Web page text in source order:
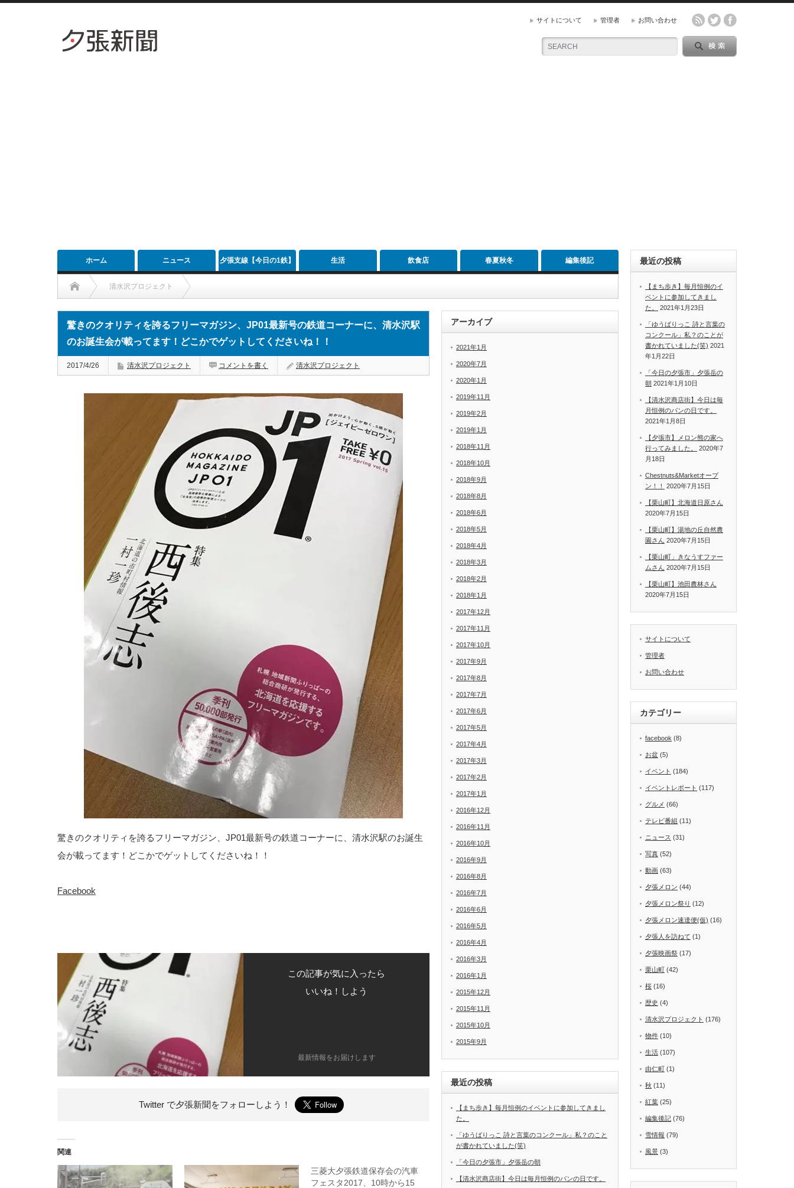
サイトについて 管理者 お問い合わせ
ホーム ニュース 夕張支線【今日の1鉄】 生活 飲食店 春夏秋冬 編集後記
清水沢プロジェクト
驚きのクオリティを誇るフリーマガジン、JP01最新号の鉄道コーナーに、清水沢駅のお誕生会が載ってます！どこかでゲットしてくださいね！！
驚きのクオリティを誇るフリーマガジン、JP01最新号の鉄道コーナーに、清水沢駅
のお誕生会が載ってます！どこかでゲットしてくださいね！！
2017/4/26 清水沢プロジェクト コメントを書く 清水沢プロジェクト
驚きのクオリティを誇るフリーマガジン、JP01最新号の鉄道コーナーに、清水沢駅のお誕生
会が載ってます！どこかでゲットしてくださいね！！
Facebook
この記事が気に入ったら
いいね！しよう
最新情報をお届けします
Twitter で夕張新聞をフォローしよう！
関連
三菱大夕張鉄道保存会の汽車
フェスタ2017、10時から15
アーカイブ
2021年1月
2020年7月
2020年1月
2019年11月
2019年2月
2019年1月
2018年11月
2018年10月
2018年9月
2018年8月
2018年6月
2018年5月
2018年4月
2018年3月
2018年2月
2018年1月
2017年12月
2017年11月
2017年10月
2017年9月
2017年8月
2017年7月
2017年6月
2017年5月
2017年4月
2017年3月
2017年2月
2017年1月
2016年12月
2016年11月
2016年10月
2016年9月
2016年8月
2016年7月
2016年6月
2016年5月
2016年4月
2016年3月
2016年1月
2015年12月
2015年11月
2015年10月
2015年9月
最近の投稿
【まち歩き】毎月恒例のイベントに参加してきまし
た。
「ゆうばりっこ 詩と言葉のコンクール」私？のこと
が書かれていました(笑)
「今日の夕張市」夕張岳の朝
【清水沢商店街】今日は毎月恒例のパンの日です。
最近の投稿
【まち歩き】毎月恒例のイ
ベントに参加してきまし
た。
2021年1月23日
「ゆうばりっこ 詩と言葉の
コンクール」私？のことが
書かれていました(笑) 2021
年1月22日
「今日の夕張市」夕張岳の
朝 2021年1月10日
【清水沢商店街】今日は毎
月恒例のパンの日です。
2021年1月8日
【夕張市】メロン熊の家へ
行ってみました。
2020年7
月18日
Chestnuts&Marketオープ
ン！！
2020年7月15日
【栗山町】北海道日原さん
2020年7月15日
【栗山町】湯地の丘自然農
園さん 2020年7月15日
【栗山町」きなうすファー
ムさん 2020年7月15日
【栗山町】池田農林さん
2020年7月15日
サイトについて
管理者
お問い合わせ
カテゴリー
facebook (8)
お盆 (5)
イベント (184)
イベントレポート (117)
グルメ (66)
テレビ番組 (11)
ニュース (31)
写真 (52)
動画 (63)
夕張メロン (44)
夕張メロン祭り (12)
夕張メロン速達便(仮) (16)
夕張人を訪ねて (1)
夕張映画祭 (17)
栗山町 (42)
桜 (16)
歴史 (4)
清水沢プロジェクト (176)
物件 (10)
生活 (107)
由仁町 (1)
秋 (11)
紅葉 (25)
編集後記 (76)
雪情報 (79)
風景 (3)